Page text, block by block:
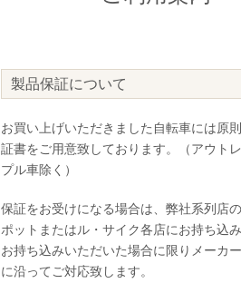
製品保証について
お買い上げいただきました自転車には原
証書をご用意致しております。（アウト
プル車除く）
保証をお受けになる場合は、弊社系列店
ポットまたはル・サイク各店にお持ち込み
お持ち込みいただいた場合に限りメーカ
に沿ってご対応致します。